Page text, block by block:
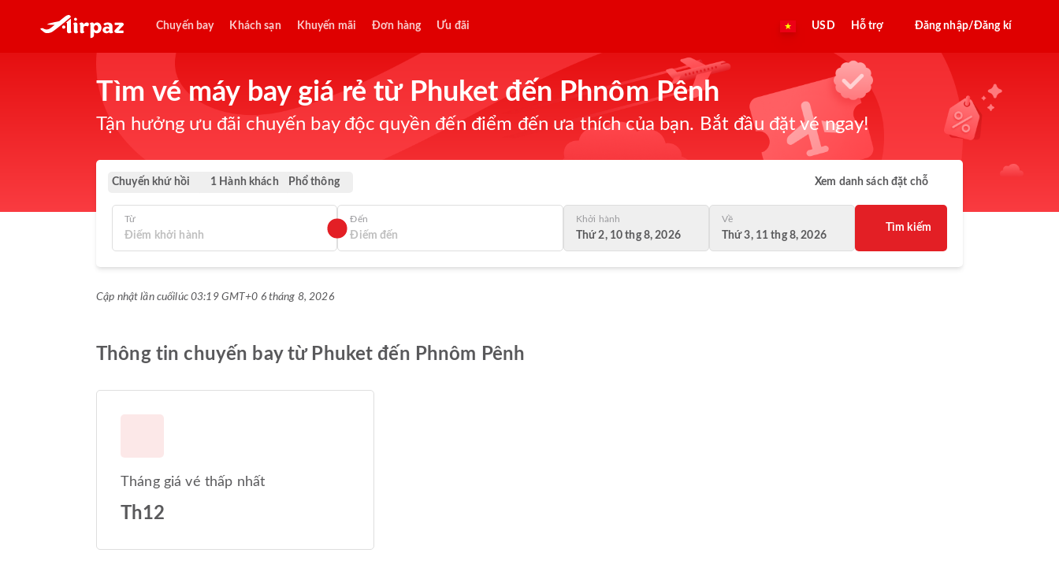
Chuyến bay Khách sạn Khuyến mãi Đơn hàng Ưu đãi USD Hỗ trợ Đăng nhập/Đăng kí
Tìm vé máy bay giá rẻ từ Phuket đến Phnôm Pênh
Tận hưởng ưu đãi chuyến bay độc quyền đến điểm đến ưa thích của bạn. Bắt đầu đặt vé ngay!
Chuyến khứ hồi 1 Hành khách Phổ thông Xem danh sách đặt chỗ
Từ Đến Khởi hành
Thứ 2, 10 thg 8, 2026
Về
Thứ 3, 11 thg 8, 2026
Tìm kiếm
Cập nhật lần cuốilúc 03:19 GMT+0 6 tháng 8, 2026
Thông tin chuyến bay từ Phuket đến Phnôm Pênh
Tháng giá vé thấp nhất
Th12